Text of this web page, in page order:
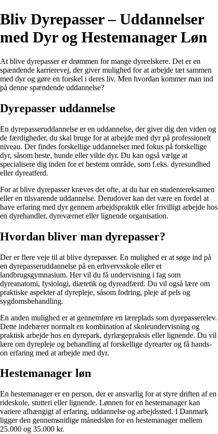
Bliv Dyrepasser – Uddannelser
med Dyr og Hestemanager Løn
At blive dyrepasser er drømmen for mange dyreelskere. Det er en
spændende karrierevej, der giver mulighed for at arbejde tæt sammen
med dyr og gøre en forskel i deres liv. Men hvordan kommer man ind
på denne spændende uddannelse?
Dyrepasser uddannelse
En dyrepasseruddannelse er en uddannelse, der giver dig den viden og
de færdigheder, du skal bruge for at arbejde med dyr på professionelt
niveau. Der findes forskellige uddannelser med fokus på forskellige
dyr, såsom heste, hunde eller vilde dyr. Du kan også vælge at
specialisere dig inden for et bestemt område, som f.eks. dyresundhed
eller dyreatferd.
For at blive dyrepasser kræves det ofte, at du har en studentereksamen
eller en tilsvarende uddannelse. Derudover kan det være en fordel at
have erfaring med dyr gennem arbejdspraktik eller frivilligt arbejde hos
en dyrehandler, dyreværnet eller lignende organisation.
Hvordan bliver man dyrepasser?
Der er flere veje til at blive dyrepasser. En mulighed er at søge ind på
en dyrepasseruddannelse på en erhvervsskole eller et
landbrugsgymnasium. Her vil du få undervisning i fag som
dyreanatomi, fysiologi, diætetik og dyreadfærd. Du vil også lære om
praktiske aspekter af dyrepleje, såsom fodring, pleje af pels og
sygdomsbehandling.
En anden mulighed er at gennemføre en læreplads som dyrepasserelev.
Dette indebærer normalt en kombination af skoleundervisning og
praktisk arbejde hos en dyrepark, dyrlægepraksis eller lignende. Du vil
lære om dyrepleje og behandling af forskellige dyrearter og få hands-
on erfaring med at arbejde med dyr.
Hestemanager løn
En hestemanager er en person, der er ansvarlig for at styre driften af en
rideskole, stutteri eller lignende. Lønnen for en hestemanager kan
variere afhængigt af erfaring, uddannelse og arbejdssted. I Danmark
ligger den gennemsnitlige månedsløn for en hestemanager mellem
25.000 og 35.000 kr.